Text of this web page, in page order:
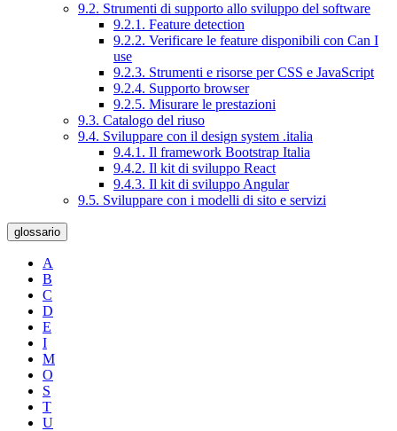
9.2. Strumenti di supporto allo sviluppo del software
9.2.1. Feature detection
9.2.2. Verificare le feature disponibili con Can I
use
9.2.3. Strumenti e risorse per CSS e JavaScript
9.2.4. Supporto browser
9.2.5. Misurare le prestazioni
9.3. Catalogo del riuso
9.4. Sviluppare con il design system .italia
9.4.1. Il framework Bootstrap Italia
9.4.2. Il kit di sviluppo React
9.4.3. Il kit di sviluppo Angular
9.5. Sviluppare con i modelli di sito e servizi
glossario
A
B
C
D
E
I
M
O
S
T
U